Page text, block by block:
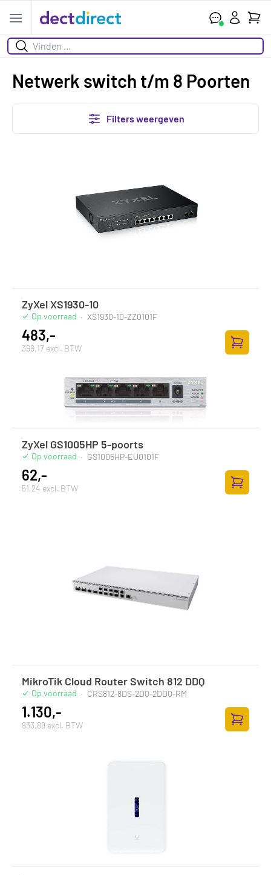
Open menu
Zoeken
Netwerk switch t/m 8 Poorten
Filters weergeven
ZyXel XS1930-10
Op voorraad · XS1930-10-ZZ0101F
483,-
399,17 excl. BTW
ZyXel GS1005HP 5-poorts
Op voorraad · GS1005HP-EU0101F
62,-
51,24 excl. BTW
MikroTik Cloud Router Switch 812 DDQ
Op voorraad · CRS812-8DS-2DQ-2DDQ-RM
1.130,-
933,88 excl. BTW